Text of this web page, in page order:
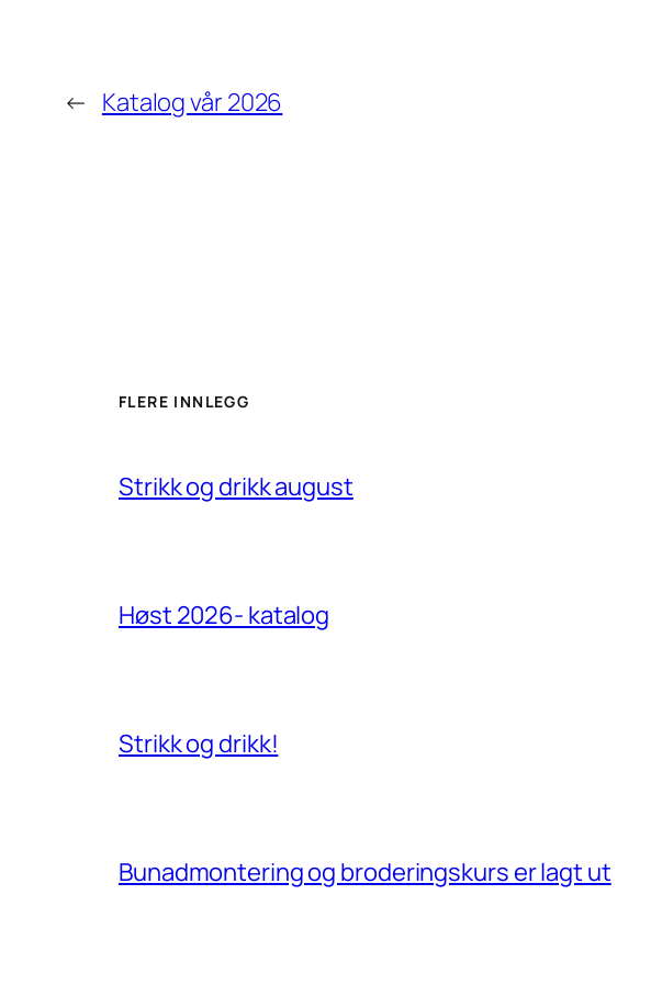
← Katalog vår 2026
FLERE INNLEGG
Strikk og drikk august
Høst 2026- katalog
Strikk og drikk!
Bunadmontering og broderingskurs er lagt ut